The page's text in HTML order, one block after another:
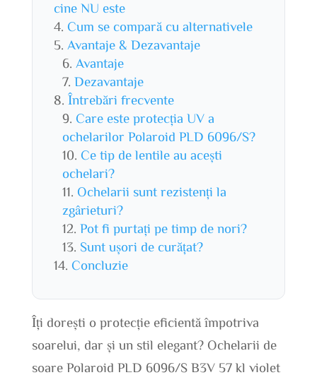
cine NU este
Cum se compară cu alternativele
Avantaje & Dezavantaje
Avantaje
Dezavantaje
Întrebări frecvente
Care este protecția UV a
ochelarilor Polaroid PLD 6096/S?
Ce tip de lentile au acești
ochelari?
Ochelarii sunt rezistenți la
zgârieturi?
Pot fi purtați pe timp de nori?
Sunt ușori de curățat?
Concluzie
Îți dorești o protecție eficientă împotriva
soarelui, dar și un stil elegant? Ochelarii de
soare Polaroid PLD 6096/S B3V 57 kl violet